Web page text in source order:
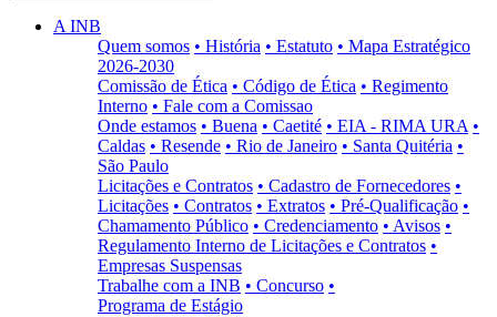
Canais
A INB
Quem somos • História • Estatuto • Mapa Estratégico
2026-2030
Comissão de Ética • Código de Ética • Regimento
Interno • Fale com a Comissao
Onde estamos • Buena • Caetité • EIA - RIMA URA •
Caldas • Resende • Rio de Janeiro • Santa Quitéria •
São Paulo
Licitações e Contratos • Cadastro de Fornecedores •
Licitações • Contratos • Extratos • Pré-Qualificação •
Chamamento Público • Credenciamento • Avisos •
Regulamento Interno de Licitações e Contratos •
Empresas Suspensas
Trabalhe com a INB • Concurso •
Programa de Estágio